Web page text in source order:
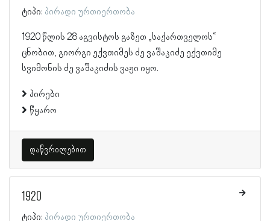
ტიპი: პირადი ურთიერთობა
1920 წლის 28 აგვისტოს გაზეთ „საქართველოს“
ცნობით, გიორგი ექვთიმეს ძე ვაშაკიძე ექვთიმე
სვიმონის ძე ვაშაკიძის ვაჟი იყო.
პირები
წყარო
დაწვრილებით
1920
ტიპი: პირადი ურთიერთობა